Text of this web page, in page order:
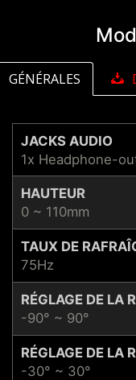
GÉNÉRALES
JACKS AUDIO
1x Headphone-
HAUTEUR
0 ~ 110mm
TAUX DE
75Hz
RÉGLAGE DE LA
-90° ~ 90°
RÉGLAGE DE LA
-30° ~ 30°